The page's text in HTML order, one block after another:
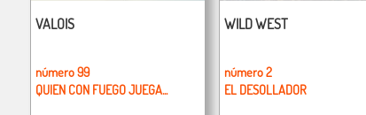
VALOIS
número 99
QUIEN CON FUEGO JUEGA...
WILD WEST
número 2
EL DESOLLADOR